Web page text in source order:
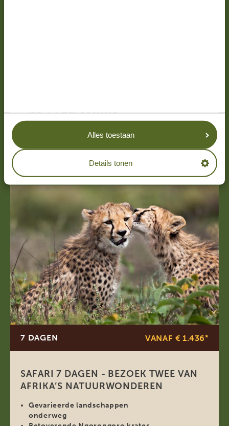
Alles toestaan
Details tonen
Min. 3
max. 6 per jeep
7 DAGEN VANAF € 1.436*
SAFARI 7 DAGEN - BEZOEK TWEE VAN
AFRIKA’S NATUURWONDEREN
Gevarieerde landschappen
onderweg